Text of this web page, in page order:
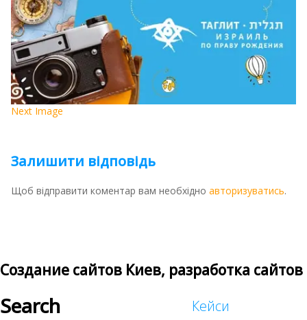
Next Image
Залишити відповідь
Щоб відправити коментар вам необхідно авторизуватись.
Создание сайтов Киев, разработка сайтов
Кейси
Search